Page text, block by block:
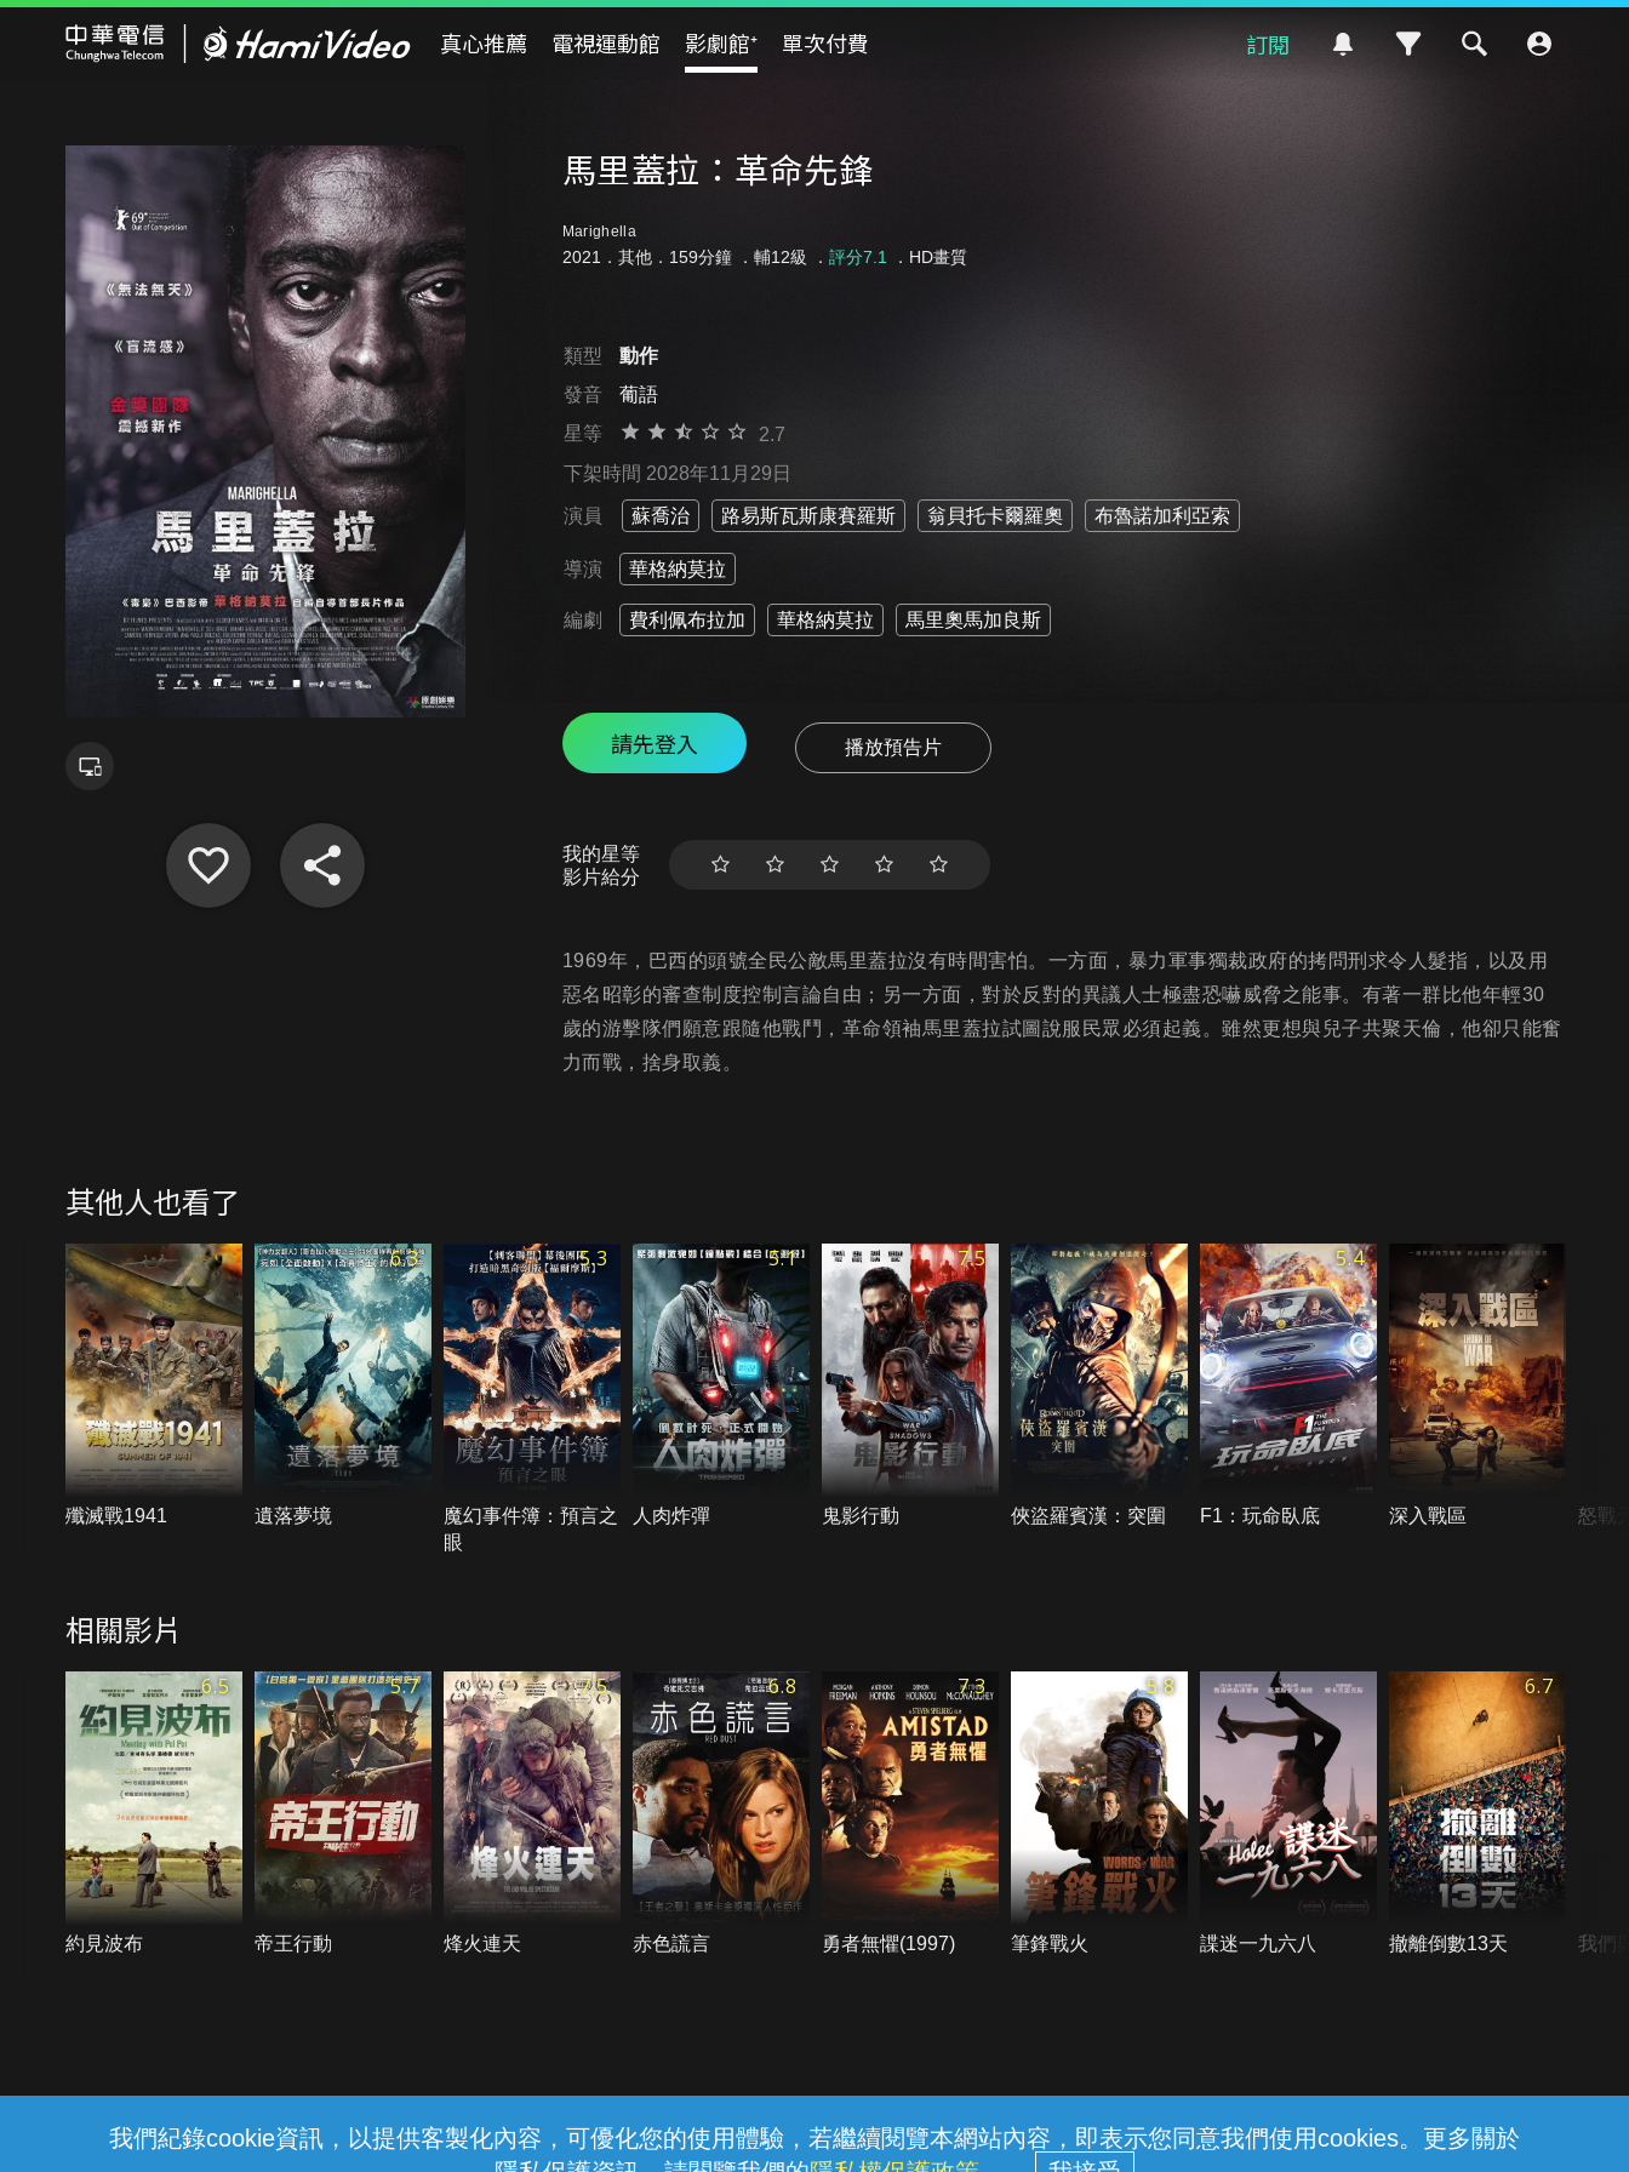
我們紀錄cookie資訊，以提供客製化內容，可優化您的使用體驗，若繼續閱覽本網站內容，即表示您同意我們使用cookies。更多關於
真心推薦 電視運動館 影劇館⁺ 單次付費 訂閱
馬里蓋拉：革命先鋒
Marighella
2021．其他．159分鐘 ． 輔12級 ． 評分7.1 ．HD畫質
類型
動作
發音
葡語
星等
2.7
下架時間 2028年11月29日
演員 蘇喬治 路易斯瓦斯康賽羅斯 翁貝托卡爾羅奧 布魯諾加利亞索
導演 華格納莫拉
編劇 費利佩布拉加 華格納莫拉 馬里奧馬加良斯
請先登入 播放預告片
我的星等
影片給分
1969年，巴西的頭號全民公敵馬里蓋拉沒有時間害怕。一方面，暴力軍事獨裁政府的拷問刑求令人髮指，以及用
惡名昭彰的審查制度控制言論自由；另一方面，對於反對的異議人士極盡恐嚇威脅之能事。有著一群比他年輕30
歲的游擊隊們願意跟隨他戰鬥，革命領袖馬里蓋拉試圖說服民眾必須起義。雖然更想與兒子共聚天倫，他卻只能奮
力而戰，捨身取義。
其他人也看了
殲滅戰1941
6.3
遺落夢境
5.3
魔幻事件簿：預言之
眼
5.1
人肉炸彈
7.5
鬼影行動 俠盜羅賓漢：突圍
5.4
F1：玩命臥底 深入戰區 怒戰
相關影片
6.5
約見波布
5.7
帝王行動
7.5
烽火連天
6.8
赤色謊言
7.3
勇者無懼(1997)
5.8
筆鋒戰火 諜迷一九六八
6.7
撤離倒數13天 我們
線上客服 服務條款 隱私權保護